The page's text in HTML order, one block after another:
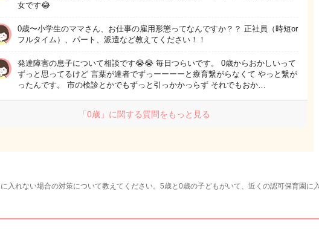
女です😂
0歳〜小学生のママさん、お仕事の雇用形態ってなんですか？？ 正社員（時短or
フルタイム）、パート、派遣など教えてください！！
発達障害の息子について相談です😭😭 毎日つらいです。 0歳からおかしいって
ずっと思ってるけど 言葉が達者でずっーーーーと療育繋がらなくて やっと繋が
ったんです。 市の検診とかでもずっと引っかかっらず それでもおか…
「0歳」に関する質問をもっと見る
入れない場合の対策について教えてください。5歳と0歳の子どもがいて、近くの認可保育園に